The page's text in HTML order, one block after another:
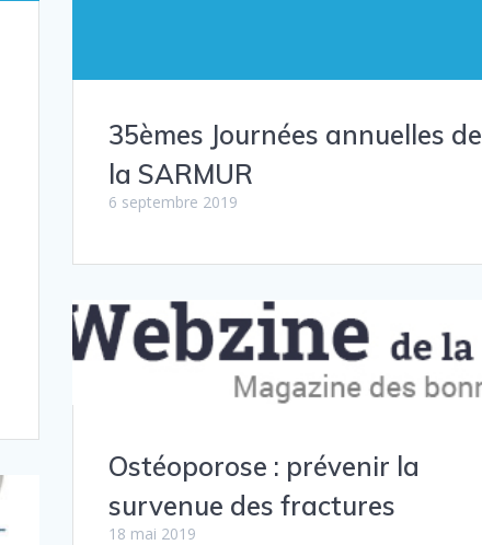
35èmes Journées annuelles de
la SARMUR
6 septembre 2019
Ostéoporose : prévenir la
survenue des fractures
18 mai 2019